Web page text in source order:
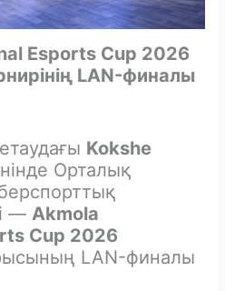
Esports Cup 2026
LAN-финалы
Kokshe
Орталық
— Akmola
Cup 2026
LAN-финалы